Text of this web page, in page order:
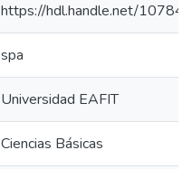
https://hdl.handle.net/
spa
Universidad EAFIT
Ciencias Básicas